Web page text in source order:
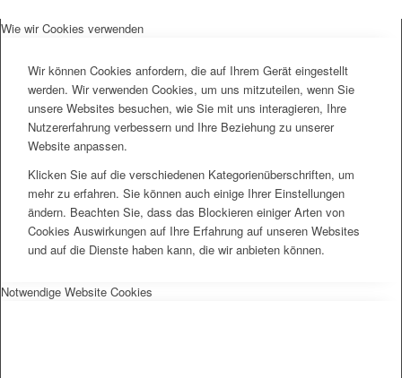
Wie wir Cookies verwenden
Wir können Cookies anfordern, die auf Ihrem Gerät eingestellt
werden. Wir verwenden Cookies, um uns mitzuteilen, wenn Sie
unsere Websites besuchen, wie Sie mit uns interagieren, Ihre
Nutzererfahrung verbessern und Ihre Beziehung zu unserer
Website anpassen.
Klicken Sie auf die verschiedenen Kategorienüberschriften, um
mehr zu erfahren. Sie können auch einige Ihrer Einstellungen
ändern. Beachten Sie, dass das Blockieren einiger Arten von
Cookies Auswirkungen auf Ihre Erfahrung auf unseren Websites
und auf die Dienste haben kann, die wir anbieten können.
Notwendige Website Cookies